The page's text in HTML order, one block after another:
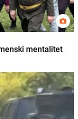
mentalitet